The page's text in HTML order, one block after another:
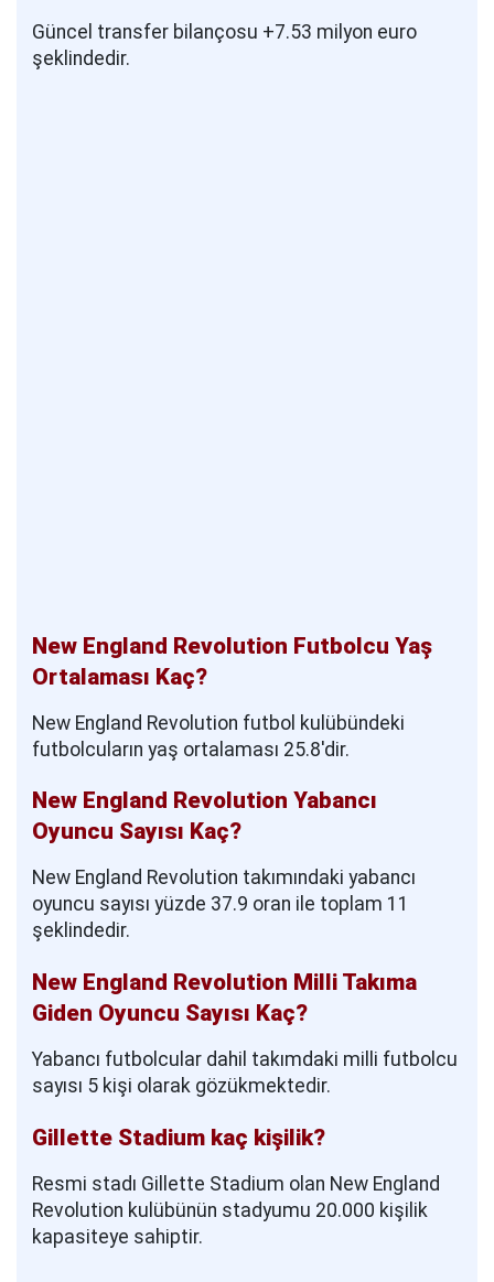
Güncel transfer bilançosu +7.53 milyon euro
şeklindedir.
New England Revolution Futbolcu Yaş
Ortalaması Kaç?
New England Revolution futbol kulübündeki
futbolcuların yaş ortalaması 25.8'dir.
New England Revolution Yabancı
Oyuncu Sayısı Kaç?
New England Revolution takımındaki yabancı
oyuncu sayısı yüzde 37.9 oran ile toplam 11
şeklindedir.
New England Revolution Milli Takıma
Giden Oyuncu Sayısı Kaç?
Yabancı futbolcular dahil takımdaki milli futbolcu
sayısı 5 kişi olarak gözükmektedir.
Gillette Stadium kaç kişilik?
Resmi stadı Gillette Stadium olan New England
Revolution kulübünün stadyumu 20.000 kişilik
kapasiteye sahiptir.